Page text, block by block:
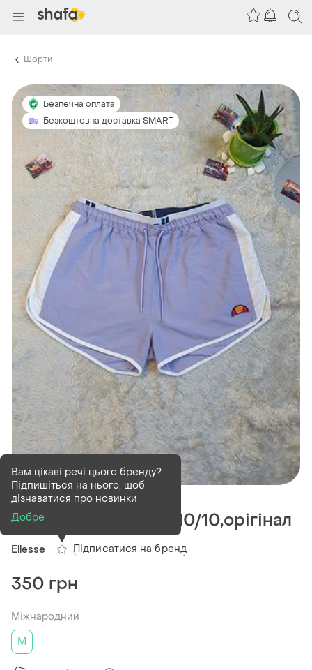
Шорти
Безпечна оплата
Безкоштовна доставка SMART
В наявності1 шт
Шорти ellesse,стан 10/10,орігінал
Ellesse
Вам цікаві речі цього бренду?
Підпишіться на нього, щоб
дізнаватися про новинки
Добре
Підписатися на бренд
350 грн
Міжнародний
M